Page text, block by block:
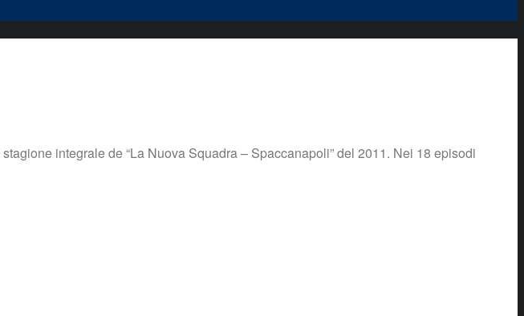
integrale de “La Nuova Squadra – Spaccanapoli” del 2011. Nei 18 episodi